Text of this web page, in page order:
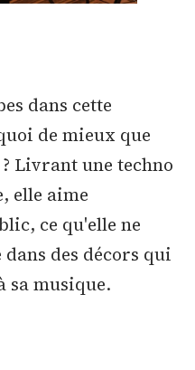
dans cette
de mieux que
? Livrant une techno
elle aime
ce qu'elle ne
des décors qui
sa musique.